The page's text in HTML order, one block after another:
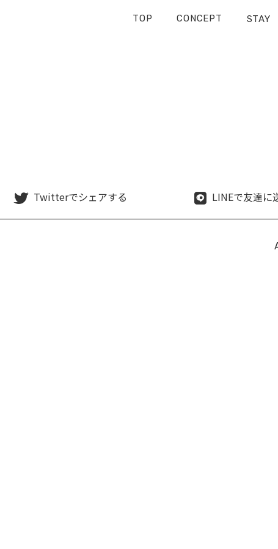
TOP CONCEPT STAY
Twitterでシェアする LINEで友達に